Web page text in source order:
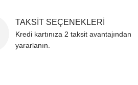
TAKSİT SEÇENEKLERİ
Kredi kartınıza 2 taksit avantajından
yararlanın.